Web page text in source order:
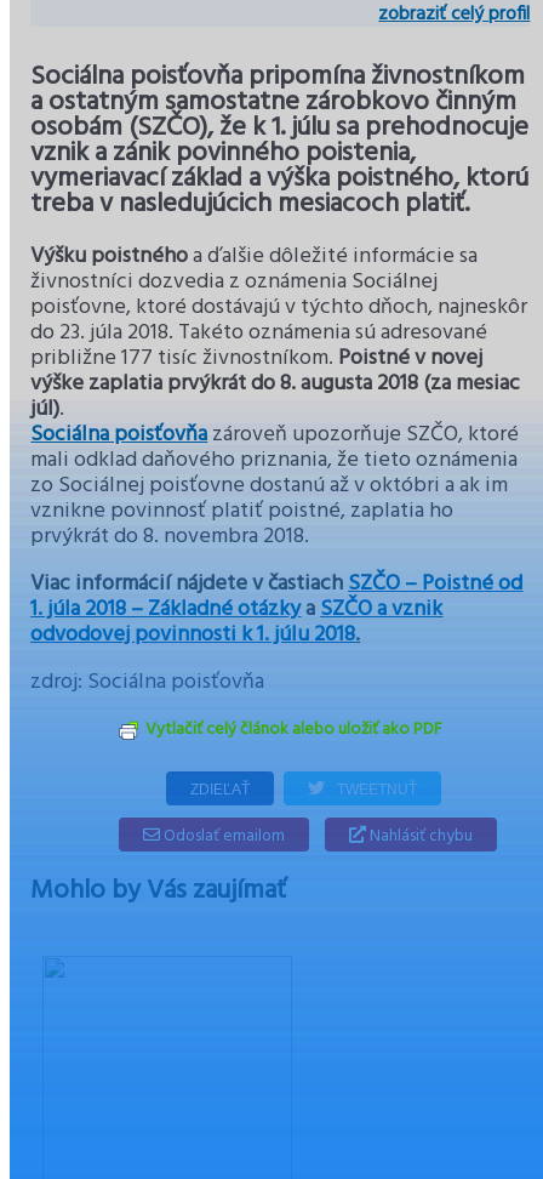
zobraziť celý profil
Sociálna poisťovňa pripomína živnostníkom
a ostatným samostatne zárobkovo činným
osobám (SZČO), že k 1. júlu sa prehodnocuje
vznik a zánik povinného poistenia,
vymeriavací základ a výška poistného, ktorú
treba v nasledujúcich mesiacoch platiť.
Výšku poistnéhoa ďalšie dôležité informácie sa
živnostníci dozvedia z oznámenia Sociálnej
poisťovne, ktoré dostávajú v týchto dňoch, najneskôr
do 23. júla 2018. Takéto oznámenia sú adresované
približne 177 tisíc živnostníkom. Poistné v novej
výške zaplatiaprvýkrát do 8. augusta 2018 (za mesiac
júl).
Sociálna poisťovňazároveň upozorňuje SZČO, ktoré
mali odklad daňového priznania, že tieto oznámenia
zo Sociálnej poisťovne dostanú až v októbri a ak im
vznikne povinnosť platiť poistné, zaplatia ho
prvýkrát do 8. novembra 2018.
Viac informácií nájdete v častiachSZČO – Poistné od
1. júla 2018 – Základné otázkyaSZČO a vznik
odvodovej povinnosti k 1. júlu 2018.
zdroj: Sociálna poisťovňa
Vytlačiť celý článok alebo uložiť ako PDF
ZDIEĽAŤ TWEETNUŤ
Odoslať emailom Nahlásiť chybu
Mohlo by Vás zaujímať